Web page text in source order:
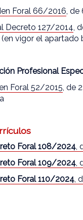
Foral 66/2016, de
Decreto 127/2014,
(en vigor el apartado
Profesional
Foral 52/2015, de
Foral 108/2024,
Foral 109/2024,
Foral 110/2024,